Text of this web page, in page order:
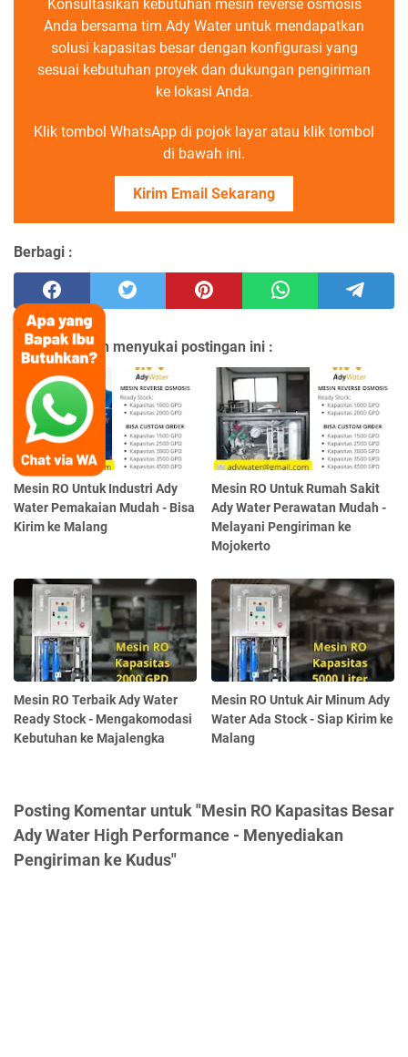
Konsultasikan kebutuhan mesin reverse osmosis
Anda bersama tim Ady Water untuk mendapatkan
solusi kapasitas besar dengan konfigurasi yang
sesuai kebutuhan proyek dan dukungan pengiriman
ke lokasi Anda.
Klik tombol WhatsApp di pojok layar atau klik tombol
di bawah ini.
Kirim Email Sekarang
Berbagi :
Anda mungkin menyukai postingan ini :
Mesin RO Untuk Industri Ady
Water Pemakaian Mudah - Bisa
Kirim ke Malang
Mesin RO Untuk Rumah Sakit
Ady Water Perawatan Mudah -
Melayani Pengiriman ke
Mojokerto
Mesin RO Terbaik Ady Water
Ready Stock - Mengakomodasi
Kebutuhan ke Majalengka
Mesin RO Untuk Air Minum Ady
Water Ada Stock - Siap Kirim ke
Malang
Posting Komentar untuk "Mesin RO Kapasitas Besar
Ady Water High Performance - Menyediakan
Pengiriman ke Kudus"